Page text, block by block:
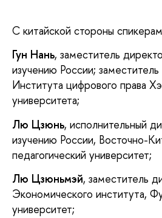
С китайской стороны
Гун Нань, заместитель
изучению России;
Института цифрового права
университета;
Лю Цзюнь, исполнительный
изучению России, Восточно-
педагогический университет;
Лю Цзюньмэй, заместитель
Экономического института,
университет;